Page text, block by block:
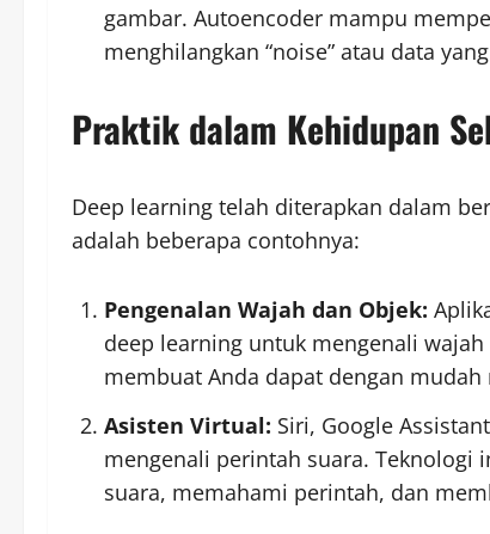
gambar. Autoencoder mampu
menghilangkan “noise” atau data
Praktik dalam Kehidupan
Deep learning telah diterapkan dalam
adalah beberapa contohnya:
Pengenalan Wajah dan Objek:
deep learning untuk mengenali
membuat Anda dapat dengan
Asisten Virtual: Siri, Google
mengenali perintah suara. Teknologi
suara, memahami perintah, dan